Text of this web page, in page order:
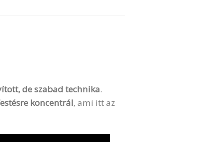
de szabad technika.
koncentrál, ami itt az